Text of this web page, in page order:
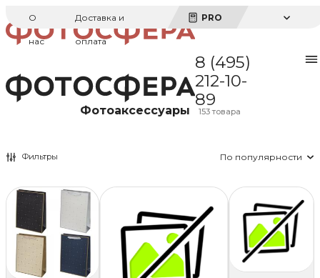
О
нас
Доставка и
оплата
PRO
8 (495)
212-10-
89
Фотоаксессуары 153 товара
Фильтры По популярности